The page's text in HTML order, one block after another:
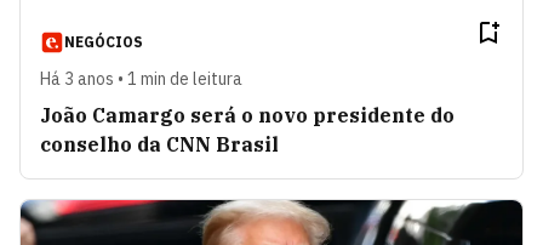
NEGÓCIOS
Há 3 anos • 1 min de leitura
João Camargo será o novo presidente do
conselho da CNN Brasil